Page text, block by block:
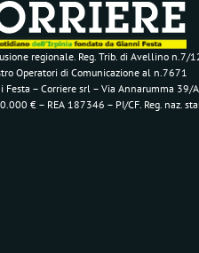
regionale. Reg. Trib. di Avellino n.7/
Operatori di Comunicazione al n.7671
Festa – Corriere srl – Via Annarumma 39/A
€ – REA 187346 – PI/CF. Reg. naz.